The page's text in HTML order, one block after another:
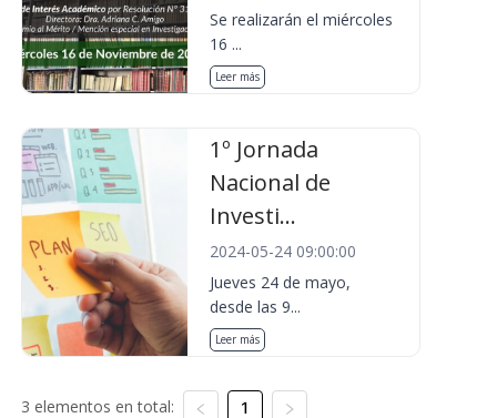
Se realizarán el miércoles
16 ...
Leer más
1º Jornada
Nacional de
Investi...
2024-05-24 09:00:00
Jueves 24 de mayo,
desde las 9...
Leer más
3 elementos en total: 1